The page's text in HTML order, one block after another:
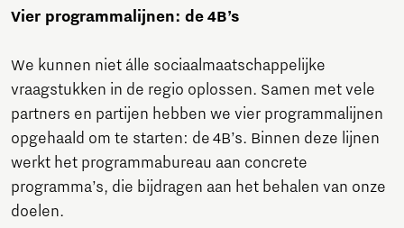
Vier programmalijnen: de 4B’s
We kunnen niet álle sociaalmaatschappelijke
vraagstukken in de regio oplossen. Samen met vele
partners en partijen hebben we vier programmalijnen
opgehaald om te starten: de 4B’s. Binnen deze lijnen
werkt het programmabureau aan concrete
programma’s, die bijdragen aan het behalen van onze
doelen.